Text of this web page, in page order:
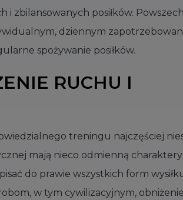
i zbilansowanych posiłków.
dziennym
spożywanie posiłków.
RUCHU I
treningu najczęściej
mają nieco odmienną
do prawie wszystkich form
w tym cywilizacyjnym, obniżenie